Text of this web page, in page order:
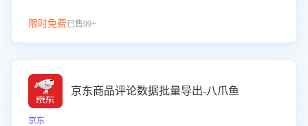
限时免费已售99+
京东商品评论数据批量导出-八爪鱼
京东